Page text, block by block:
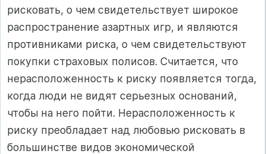
рисковать, о чем свидетельствует широкое
распространение азартных игр, и являются
противниками риска, о чем свидетельствуют
покупки страховых полисов. Считается, что
нерасположенность к риску появляется тогда,
когда люди не видят серьезных оснований,
чтобы на него пойти. Нерасположенность к
риску преобладает над любовью рисковать в
большинстве видов экономической